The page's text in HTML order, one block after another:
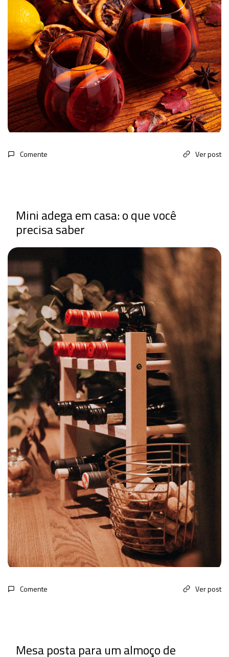
Comente Ver post
Mini adega em casa: o que você
precisa saber
Comente Ver post
Mesa posta para um almoço de